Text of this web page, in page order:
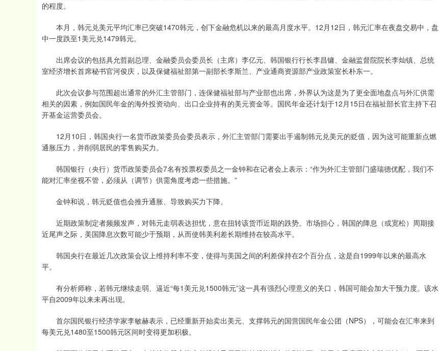
的程度。
本月，韩元兑美元平均汇率已突破1470韩元，创下金融危机以来的最高月度水平。12月12日，韩元汇率在夜盘交易中，盘
中一度跌至1美元兑1479韩元。
出席会议的包括具允哲副总理、金融委员会委员长（主席）李亿元、韩国银行行长李昌镛、金融监督院院长李灿镇、总统
室经济增长首席秘书官河俊庆，以及保健福祉部第一副部长李斯兰、产业通商资源部产业政策室长朴东一。
此次会议参与范围超出通常的外汇主管部门，连保健福祉部与产业部也出席，外界认为这是为了更全面地盘点与外汇供需
相关的因素，例如国民年金的海外投资动向、出口企业持有的美元资金等。国民年金还计划于12月15日在福祉部长官主持下召
开基金运营委员会。
12月10日，韩国央行一名货币政策委员会委员表示，外汇主管部门需要出手遏制韩元兑美元的贬值，因为这可能重新点燃
通胀压力，并削弱居民的零售购买力。
韩国银行（央行）货币政策委员会7名有投票权委员之一金钟和在记者会上表示：“作为外汇主管部门盛瑞德优配，我们不
能对汇率坐视不管，必须从（调节）供需角度考虑一些措施。”
金钟和说，韩元贬值也会推升通胀、导致购买力下降。
近期政策制定者频频发声，对韩元走弱表达担忧，意在扭转该货币近期的跌势。市场担心，韩国的降息（或宽松）周期接
近尾声之际，美国降息次数可能少于预期，从而使韩美利差长期维持在较高水平。
韩国央行在最近几次政策会议上维持利率不变，使得与美国之间的利差保持在2个百分点，这是自1999年以来的最高水
平。
有分析师称，若韩元继续走弱、逼近“每1美元兑1500韩元”这一具有强烈心理意义的关口，韩国可能会加大干预力度。该水
平自2009年以来未再出现。
首尔国民银行经济学家李敏赫表示，已经重新开始卖出美元、支撑韩元的国营国民年金公团（NPS），可能会在汇率来到
每美元兑1480至1500韩元区间时变得更加积极。